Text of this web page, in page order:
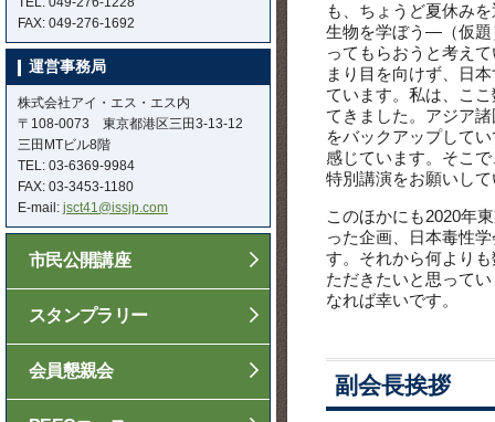
も、ちょうど夏休み
生物を学ぼう―（仮題
ってもらおうと考え
まり目を向けず、日
ています。私は、こ
てきました。アジア
をバックアップして
感じています。そこ
特別講演をお願いし
このほかにも2020年
った企画、日本毒性
す。それから何より
ただきたいと思って
なれば幸いです。
副会長挨拶
FAX: 049-276-1692
運営事務局
株式会社アイ・エス・エス内
〒108-0073 東京都港区三田3-13-12
三田MTビル8階
TEL: 03-6369-9984
FAX: 03-3453-1180
E-mail: jsct41@issjp.com
市民公開講座
スタンプラリー
会員懇親会